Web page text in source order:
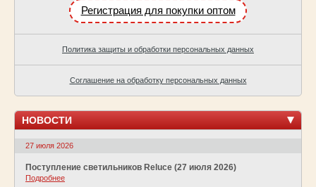
Регистрация для покупки оптом
Политика защиты и обработки персональных данных
Соглашение на обработку персональных данных
НОВОСТИ
27 июля 2026
Поступление светильников Reluce (27 июля 2026)
Подробнее